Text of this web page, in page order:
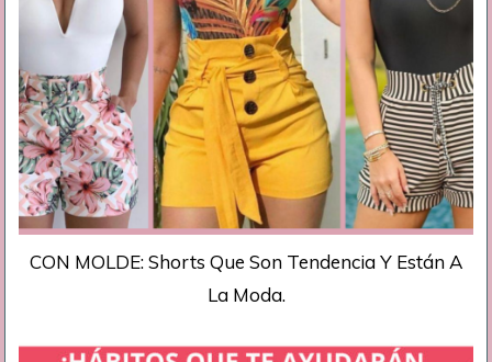
CON MOLDE: Shorts Que Son Tendencia Y Están A
La Moda.